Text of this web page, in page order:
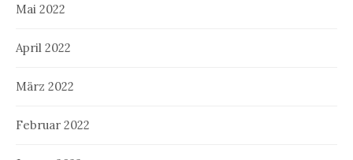
Mai 2022
April 2022
März 2022
Februar 2022